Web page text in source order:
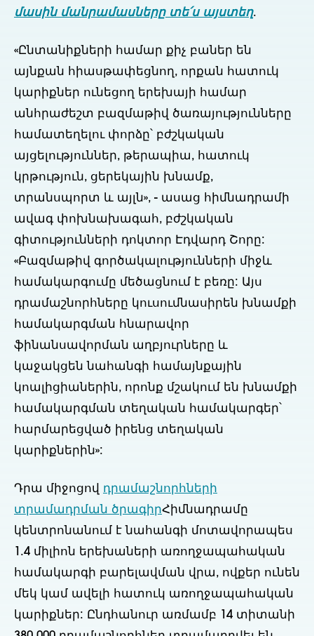
մասին մանրամասները տե՛ս այստեղ.
«Ընտանիքների համար քիչ բաներ են
այնքան հիասթափեցնող, որքան հատուկ
կարիքներ ունեցող երեխայի համար
անհրաժեշտ բազմաթիվ ծառայությունները
համատեղելու փորձը՝ բժշկական
այցելություններ, թերապիա, հատուկ
կրթություն, ցերեկային խնամք,
տրանսպորտ և այլն», - ասաց հիմնադրամի
ավագ փոխնախագահ, բժշկական
գիտությունների դոկտոր Էդվարդ Շորը:
«Բազմաթիվ գործակալությունների միջև
համակարգումը մեծացնում է բեռը: Այս
դրամաշնորհները կուսումնասիրեն խնամքի
համակարգման հնարավոր
ֆինանսավորման աղբյուրները և
կաջակցեն նահանգի համայնքային
կոալիցիաներին, որոնք մշակում են խնամքի
համակարգման տեղական համակարգեր՝
հարմարեցված իրենց տեղական
կարիքներին»:
Դրա միջոցով դրամաշնորհների
տրամադրման ծրագիրՀիմնադրամը
կենտրոնանում է նահանգի մոտավորապես
1.4 միլիոն երեխաների առողջապահական
համակարգի բարելավման վրա, ովքեր ունեն
մեկ կամ ավելի հատուկ առողջապահական
կարիքներ: Ընդհանուր առմամբ 14 տիտանի